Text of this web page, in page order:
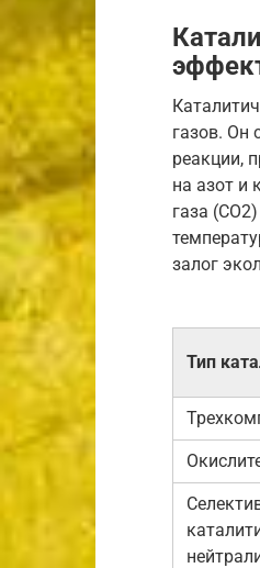
газов. Он
реакции,
на азот и
газа
залог
Тип